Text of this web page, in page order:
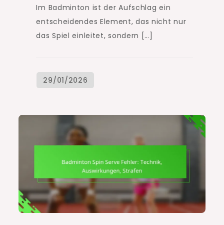
Im Badminton ist der Aufschlag ein
entscheidendes Element, das nicht nur
das Spiel einleitet, sondern […]